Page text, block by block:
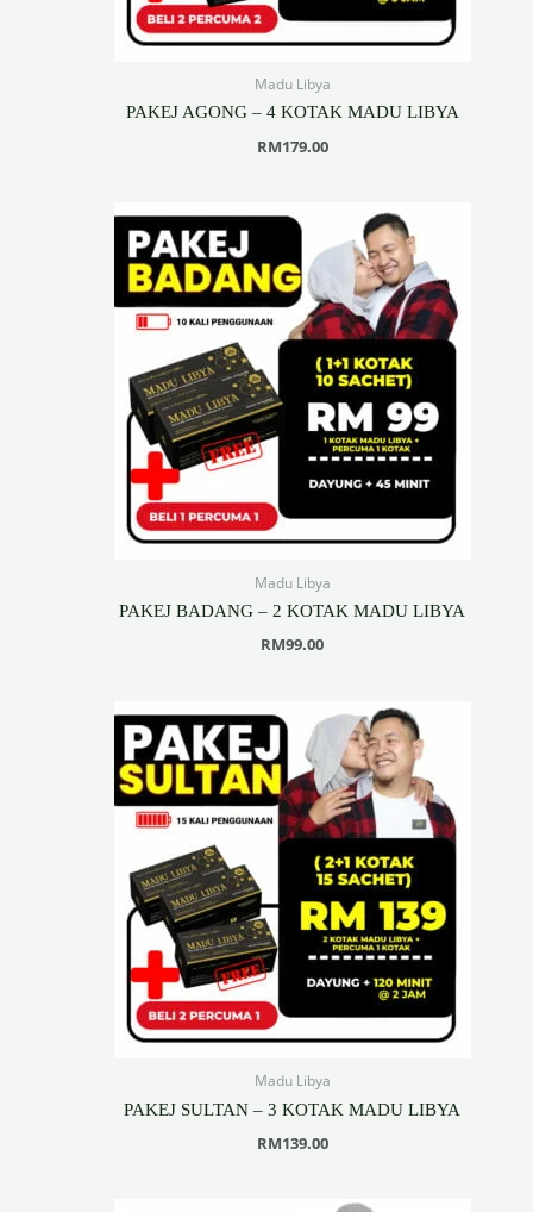
Madu Libya
PAKEJ AGONG – 4 KOTAK MADU LIBYA
RM179.00
Madu Libya
PAKEJ BADANG – 2 KOTAK MADU LIBYA
RM99.00
Madu Libya
PAKEJ SULTAN – 3 KOTAK MADU LIBYA
RM139.00